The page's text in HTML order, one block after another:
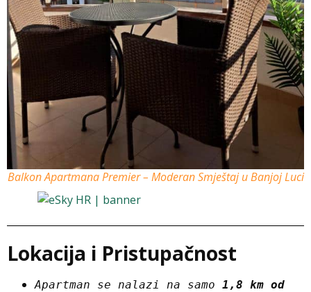
Balkon Apartmana Premier – Moderan Smještaj u Banjoj Luci
Lokacija i Pristupačnost
Apartman se nalazi na samo 1,8 km od